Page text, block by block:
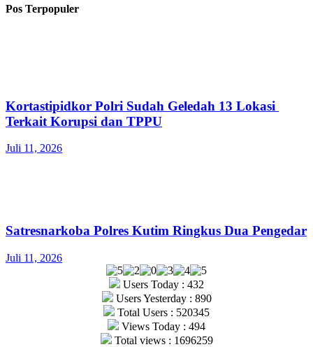
Pos Terpopuler
Kortastipidkor Polri Sudah Geledah 13 Lokasi
Terkait Korupsi dan TPPU
Juli 11, 2026
Satresnarkoba Polres Kutim Ringkus Dua Pengedar
Juli 11, 2026
Users Today : 432
Users Yesterday : 890
Total Users : 520345
Views Today : 494
Total views : 1696259